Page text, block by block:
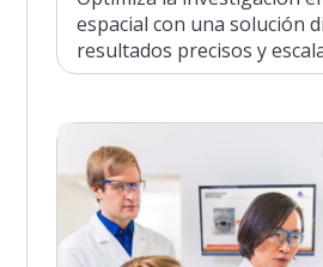
espacial con una solución
resultados precisos y